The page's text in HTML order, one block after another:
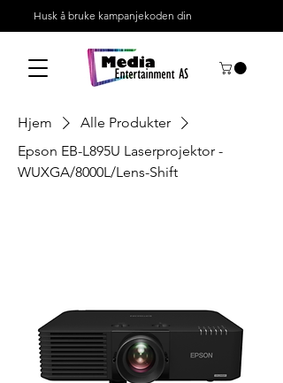
Husk å bruke kampanjekoden din
Hjem
Alle Produkter
Epson EB-L895U Laserprojektor -
WUXGA/8000L/Lens-Shift